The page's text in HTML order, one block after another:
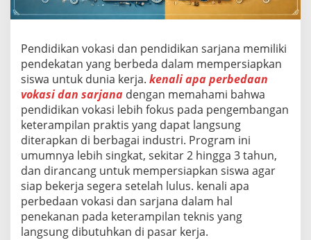
k
a
i
a
n
S
a
r
j
a
n
a
Pendidikan vokasi dan pendidikan sarjana memiliki
pendekatan yang berbeda dalam mempersiapkan
siswa untuk dunia kerja. kenali apa perbedaan
vokasi dan sarjana dengan memahami bahwa
pendidikan vokasi lebih fokus pada pengembangan
keterampilan praktis yang dapat langsung
diterapkan di berbagai industri. Program ini
umumnya lebih singkat, sekitar 2 hingga 3 tahun,
dan dirancang untuk mempersiapkan siswa agar
siap bekerja segera setelah lulus. kenali apa
perbedaan vokasi dan sarjana dalam hal
penekanan pada keterampilan teknis yang
langsung dibutuhkan di pasar kerja.